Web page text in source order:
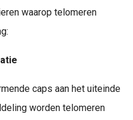
waarop telomeren
caps aan het uiteinde
worden telomeren